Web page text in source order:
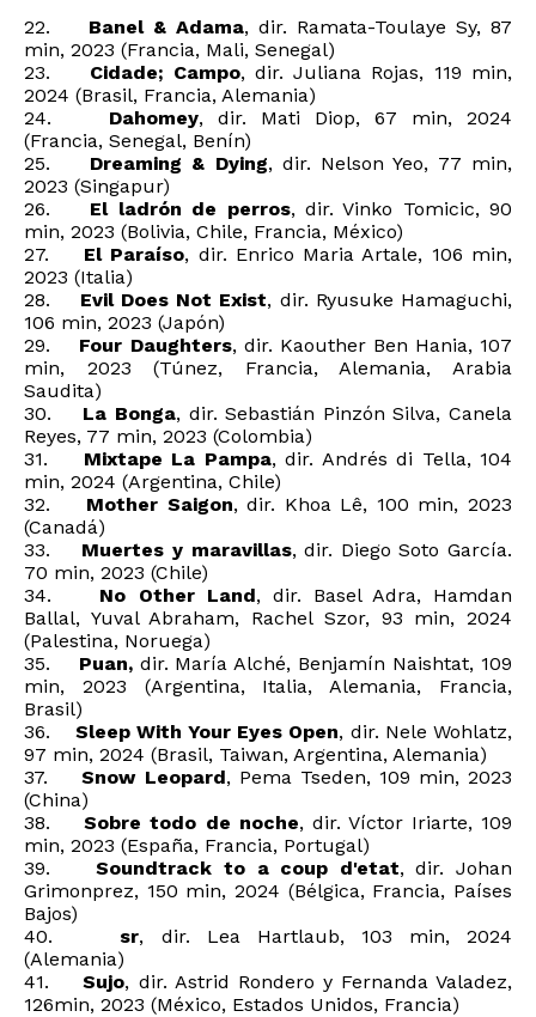
22. Banel & Adama, dir. Ramata-Toulaye Sy, 87
min, 2023 (Francia, Mali, Senegal)
23. Cidade; Campo, dir. Juliana Rojas, 119 min,
2024 (Brasil, Francia, Alemania)
24. Dahomey, dir. Mati Diop, 67 min, 2024
(Francia, Senegal, Benín)
25. Dreaming & Dying, dir. Nelson Yeo, 77 min,
2023 (Singapur)
26. El ladrón de perros, dir. Vinko Tomicic, 90
min, 2023 (Bolivia, Chile, Francia, México)
27. El Paraíso, dir. Enrico Maria Artale, 106 min,
2023 (Italia)
28. Evil Does Not Exist, dir. Ryusuke Hamaguchi,
106 min, 2023 (Japón)
29. Four Daughters, dir. Kaouther Ben Hania, 107
min, 2023 (Túnez, Francia, Alemania, Arabia
Saudita)
30. La Bonga, dir. Sebastián Pinzón Silva, Canela
Reyes, 77 min, 2023 (Colombia)
31. Mixtape La Pampa, dir. Andrés di Tella, 104
min, 2024 (Argentina, Chile)
32. Mother Saigon, dir. Khoa Lê, 100 min, 2023
(Canadá)
33. Muertes y maravillas, dir. Diego Soto García.
70 min, 2023 (Chile)
34. No Other Land, dir. Basel Adra, Hamdan
Ballal, Yuval Abraham, Rachel Szor, 93 min, 2024
(Palestina, Noruega)
35. Puan,dir. María Alché, Benjamín Naishtat, 109
min, 2023 (Argentina, Italia, Alemania, Francia,
Brasil)
36. Sleep With Your Eyes Open, dir. Nele Wohlatz,
97 min, 2024 (Brasil, Taiwan, Argentina, Alemania)
37.Snow Leopard, Pema Tseden, 109 min, 2023
(China)
38.Sobre todo de noche, dir. Víctor Iriarte, 109
min, 2023 (España, Francia, Portugal)
39.Soundtrack to a coup d'etat, dir. Johan
Grimonprez, 150 min, 2024 (Bélgica, Francia, Países
Bajos)
40. sr, dir. Lea Hartlaub, 103 min, 2024
(Alemania)
41.Sujo, dir. Astrid Rondero y Fernanda Valadez,
126min, 2023 (México, Estados Unidos, Francia)